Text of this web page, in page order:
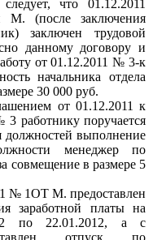
что 01.12.2011
(после заключения
заключен трудовой
данному договору и
от 01.12.2011 № 3-к
начальника отдела
30 000 руб.
от 01.12.2011 к
работнику поручается
должностей выполнение
менеджер по
совмещение в размере 5
№ 1ОТ М. предоставлен
заработной платы на
по 22.01.2012, а с
отпуск по